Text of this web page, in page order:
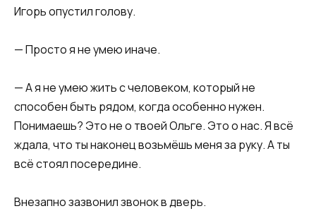
Игорь опустил голову.
— Просто я не умею иначе.
— А я не умею жить с человеком, который не
способен быть рядом, когда особенно нужен.
Понимаешь? Это не о твоей Ольге. Это о нас. Я всё
ждала, что ты наконец возьмёшь меня за руку. А ты
всё стоял посередине.
Внезапно зазвонил звонок в дверь.